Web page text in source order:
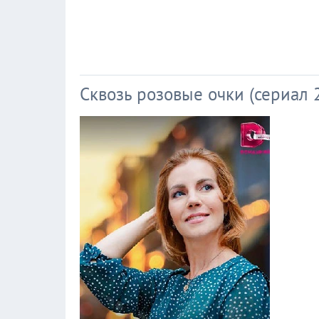
Сквозь розовые очки (сериал